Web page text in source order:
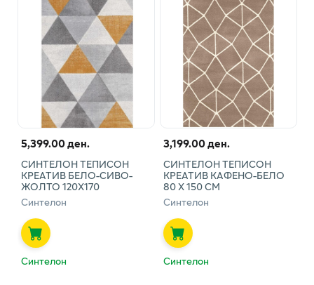
5,399.00 ден.
СИНТЕЛОН ТЕПИСОН
КРЕАТИВ БЕЛО-СИВО-
ЖОЛТО 120Х170
Синтелон
Синтелон
3,199.00 ден.
СИНТЕЛОН ТЕПИСОН
КРЕАТИВ КАФЕНО-БЕЛО
80 Х 150 СМ
Синтелон
Синтелон